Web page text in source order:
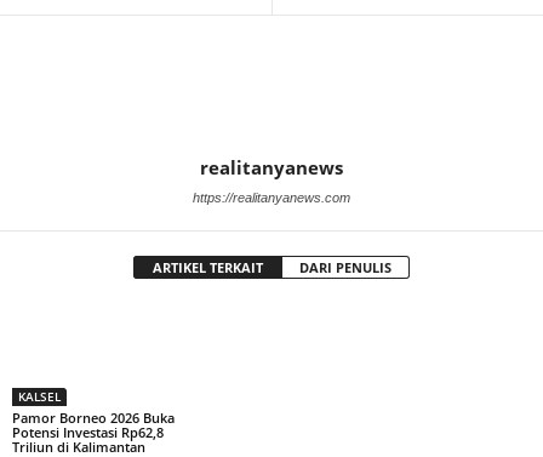
realitanyanews
https://realitanyanews.com
ARTIKEL TERKAIT DARI PENULIS
KALSEL
Pamor Borneo 2026 Buka
Potensi Investasi Rp62,8
Triliun di Kalimantan